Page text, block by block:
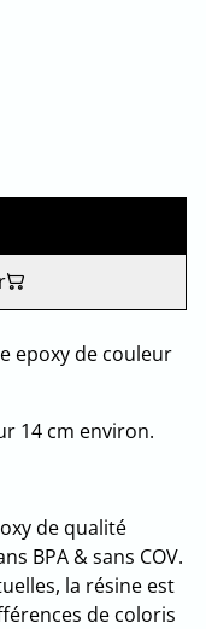
epoxy de couleur
14 cm environ.
de qualité
BPA & sans COV.
la résine est
de coloris